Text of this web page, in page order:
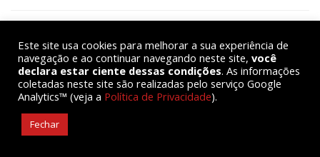
VOZES CAMPONESAS - RÁDIO
X ENCONASA
Este site usa cookies para melhorar a sua experiência de
navegação e ao continuar navegando neste site, você
declara estar ciente dessas condições. As informações
coletadas neste site são realizadas pelo serviço Google
Analytics™ (veja a Política de Privacidade).
Fechar